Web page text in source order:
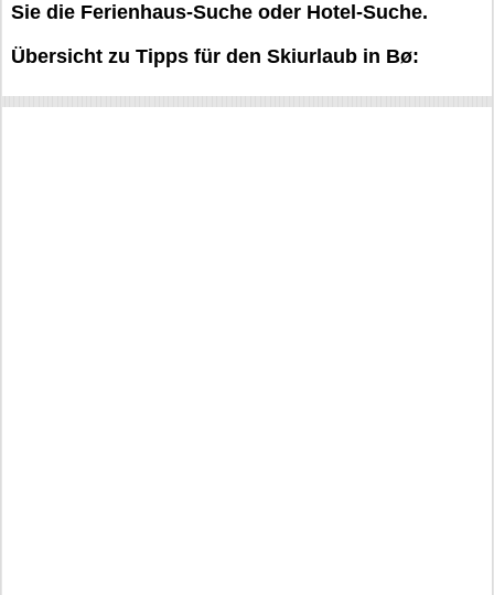
Sie die Ferienhaus-Suche oder Hotel-Suche.
Übersicht zu Tipps für den Skiurlaub in Bø: